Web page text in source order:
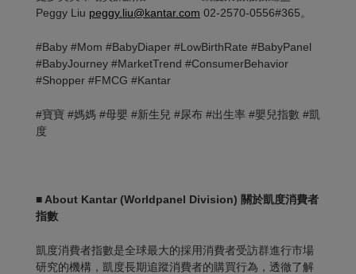
Peggy Liu peggy.liu@kantar.com 02-2570-0556#365。
#Baby #Mom #BabyDiaper #LowBirthRate #BabyPanel
#BabyJourney #MarketTrend #ConsumerBehavior
#Shopper #FMCG #Kantar
#寶寶 #媽媽 #母嬰 #新生兒 #尿布 #出生率 #嬰兒指數 #凱
度
■ About Kantar (Worldpanel Division) 關於凱度消費者
指數
凱度消費者指數是全球最大的採用消費者受訪群進行市場
研究的機構，凱度長期追蹤消費者的購買行為，透徹了解